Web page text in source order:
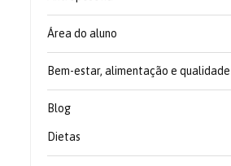
Área do aluno
Bem-estar, alimentação e
Blog
Dietas